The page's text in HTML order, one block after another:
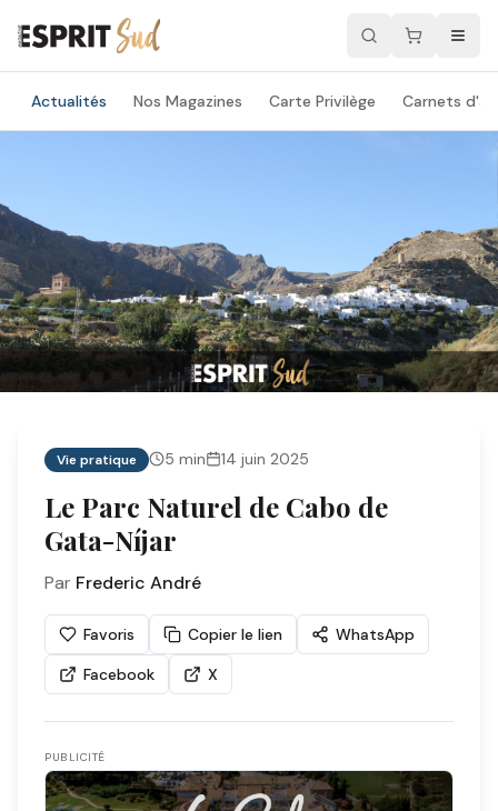
Actualités Nos Magazines Carte Privilège Carnets
Vie pratique 5 min 14 juin 2025
Le Parc Naturel de Cabo de
Gata-Níjar
Par Frederic André
Favoris Copier le lien
WhatsApp
Facebook
X
PUBLICITÉ